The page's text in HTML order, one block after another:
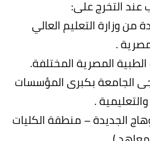
عند التخرج على:
وزارة التعليم العالي
.
المصرية المختلفة.
الجامعة بكبرى المؤسسات
.
الجديدة – منطقة الكليات